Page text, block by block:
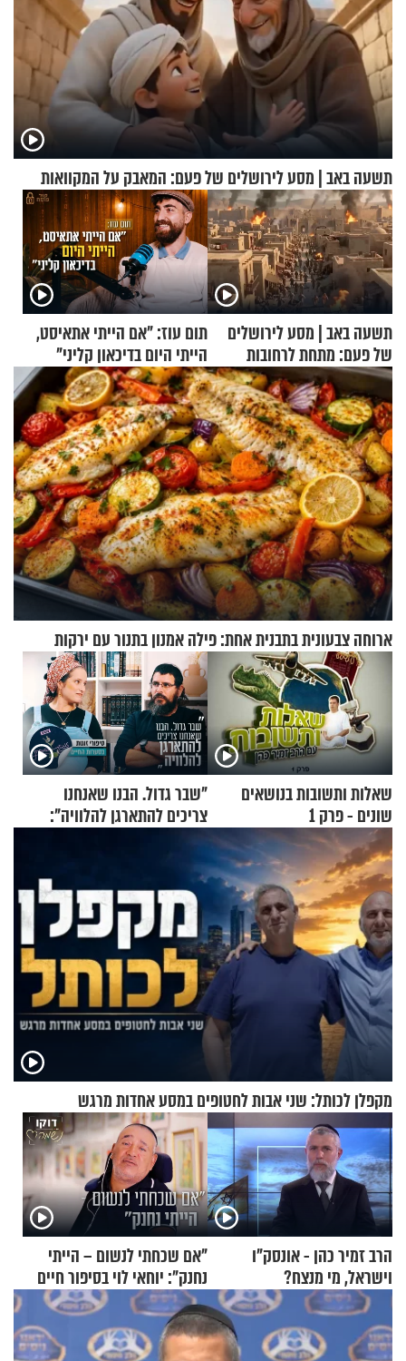
תשעה באב | מסע לירושלים של פעם: המאבק על המקוואות
תשעה באב | מסע לירושלים
של פעם: מתחת לרחובות
ירושלים
תום עוז: "אם הייתי אתאיסט,
הייתי היום בדיכאון קליני"
ארוחה צבעונית בתבנית אחת: פילה אמנון בתנור עם ירקות
שאלות ותשובות בנושאים
שונים - פרק 1
"שבר גדול. הבנו שאנחנו
צריכים להתארגן להלוויה":
זוגיות במבחן, הפעם עם מרים
וגד דנינו
מקפלן לכותל: שני אבות לחטופים במסע אחדות מרגש
הרב זמיר כהן - אונסק"ו
וישראל, מי מנצח?
"אם שכחתי לנשום – הייתי
נחנק": יוחאי לוי בסיפור חיים
מעורר השראה